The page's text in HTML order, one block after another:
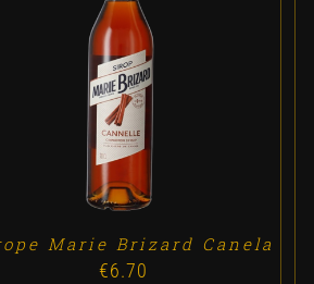
ADD TO CART /
Marie Brizard Canela
€6.70